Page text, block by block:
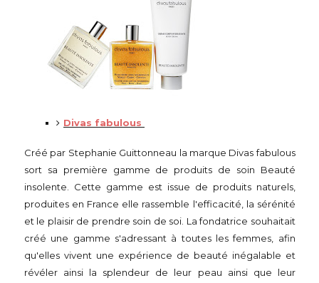
Divas fabulous
Créé par Stephanie Guittonneau la marque Divas fabulous
sort sa première gamme de produits de soin Beauté
insolente. Cette gamme est issue de produits naturels,
produites en France elle rassemble l'efficacité, la sérénité
et le plaisir de prendre soin de soi. La fondatrice souhaitait
créé une gamme s'adressant à toutes les femmes, afin
qu'elles vivent une expérience de beauté inégalable et
révéler ainsi la splendeur de leur peau ainsi que leur